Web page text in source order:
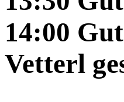
14:00
Vetterl